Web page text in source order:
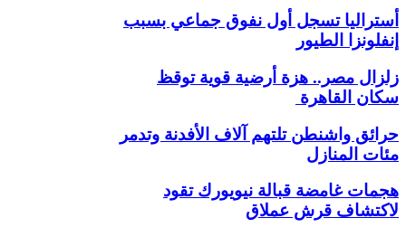
أستراليا تسجل أول نفوق جماعي بسبب
إنفلونزا الطيور
زلزال مصر.. هزة أرضية قوية توقظ
سكان القاهرة
حرائق واشنطن تلتهم آلاف الأفدنة وتدمر
مئات المنازل
هجمات غامضة قبالة نيويورك تقود
لاكتشاف قرش عملاق